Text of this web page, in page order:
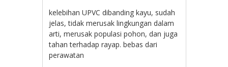
kelebihan UPVC dibanding kayu, sudah
jelas, tidak merusak lingkungan dalam
arti, merusak populasi pohon, dan juga
tahan terhadap rayap. bebas dari
perawatan